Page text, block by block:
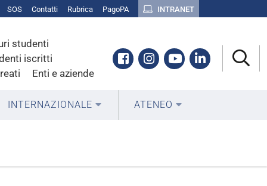
SOS Contatti Rubrica PagoPA INTRANET
studenti
iscritti
Enti e aziende
Facebook
Instagram
YoutubeLinkedin
INTERNAZIONALE ATENEO